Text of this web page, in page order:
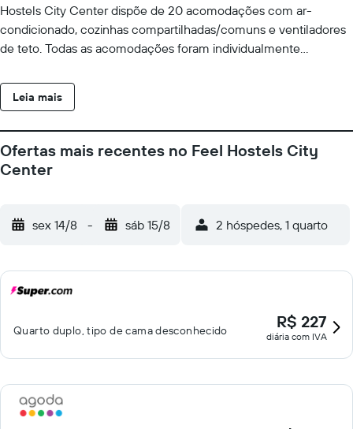
Hostels City Center dispõe de 20 acomodações com ar-
condicionado, cozinhas compartilhadas/comuns e ventiladores
de teto. Todas as acomodações foram individualmente
disponíveis. Os banheiros possuem chuveiros. Os hóspedes
podem acessar Wi-Fi gratuitamente.
Leia mais
Ofertas mais recentes no Feel Hostels City
Center
sex 14/8 - sáb 15/8 2 hóspedes, 1 quarto
Quarto duplo, tipo de cama desconhecido R$ 227
diária com IVA